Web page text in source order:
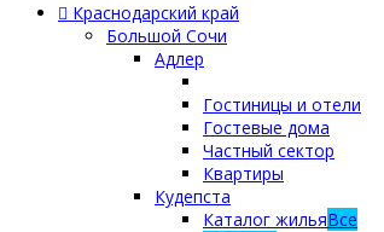
Краснодарский край
Большой Сочи
Адлер
Гостиницы и отели
Гостевые дома
Частный сектор
Квартиры
Кудепста
Каталог жильяВсе